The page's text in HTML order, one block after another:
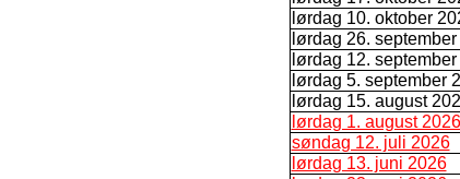
lørdag 10. oktober
lørdag 26.
lørdag 12.
lørdag 5. september
lørdag 15. august
lørdag 1. august 2026
søndag 12. juli 2026
lørdag 13. juni 2026